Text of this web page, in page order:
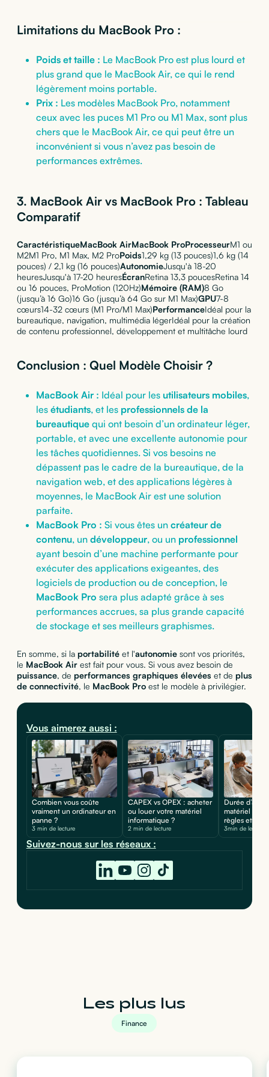
Limitations du MacBook Pro :
Poids et taille : Le MacBook Pro est plus lourd et
plus grand que le MacBook Air, ce qui le rend
légèrement moins portable.
Prix : Les modèles MacBook Pro, notamment
ceux avec les puces M1 Pro ou M1 Max, sont plus
chers que le MacBook Air, ce qui peut être un
inconvénient si vous n’avez pas besoin de
performances extrêmes.
3. MacBook Air vs MacBook Pro : Tableau
Comparatif
CaractéristiqueMacBook AirMacBook ProProcesseurM1 ou
M2M1 Pro, M1 Max, M2 ProPoids1,29 kg (13 pouces)1,6 kg (14
pouces) / 2,1 kg (16 pouces)AutonomieJusqu'à 18-20
heuresJusqu'à 17-20 heuresÉcranRetina 13,3 poucesRetina 14
ou 16 pouces, ProMotion (120Hz)Mémoire (RAM)8 Go
(jusqu’à 16 Go)16 Go (jusqu’à 64 Go sur M1 Max)GPU7-8
cœurs14-32 cœurs (M1 Pro/M1 Max)PerformanceIdéal pour la
bureautique, navigation, multimédia légerIdéal pour la création
de contenu professionnel, développement et multitâche lourd
Conclusion : Quel Modèle Choisir ?
MacBook Air : Idéal pour les utilisateurs mobiles,
les étudiants, et les professionnels de la
bureautiquequi ont besoin d’un ordinateur léger,
portable, et avec une excellente autonomie pour
les tâches quotidiennes. Si vos besoins ne
dépassent pas le cadre de la bureautique, de la
navigation web, et des applications légères à
moyennes, le MacBook Air est une solution
parfaite.
MacBook Pro : Si vous êtes un créateur de
contenu, un développeur, ou un professionnel
ayant besoin d’une machine performante pour
exécuter des applications exigeantes, des
logiciels de production ou de conception, le
MacBook Pro sera plus adapté grâce à ses
performances accrues, sa plus grande capacité
de stockage et ses meilleurs graphismes.
En somme, si la portabilitéet l'autonomiesont vos priorités,
le MacBook Airest fait pour vous. Si vous avez besoin de
puissance, de performances graphiques élevées et de plus
de connectivité, le MacBook Proest le modèle à privilégier.
Vous aimerez aussi :
Combien vous coûte
vraiment un ordinateur en
panne ?
3 min de lecture
CAPEX vs OPEX : acheter
ou louer votre matériel
informatique ?
2 min de lecture
Durée
matériel
règles et
3min de lecture
Suivez-nous sur les réseaux :
Les plus lus
Finance